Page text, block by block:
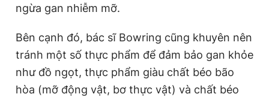
ngừa gan nhiễm mỡ.
Bên cạnh đó, bác sĩ Bowring cũng khuyên nên
tránh một số thực phẩm để đảm bảo gan khỏe
như đồ ngọt, thực phẩm giàu chất béo bão
hòa (mỡ động vật, bơ thực vật) và chất béo